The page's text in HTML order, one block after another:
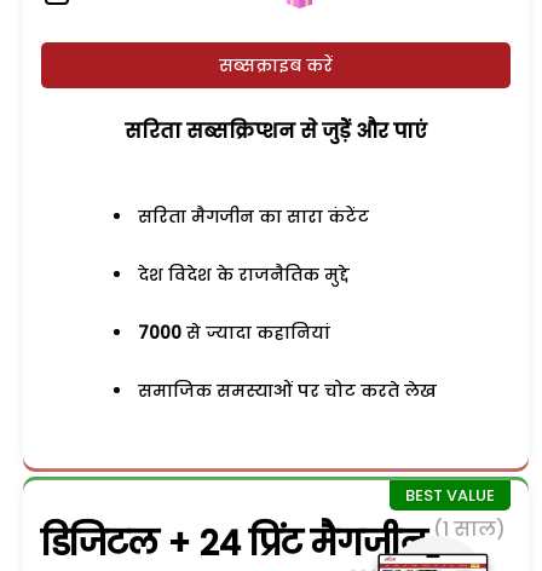
सब्सक्राइब करें
सरिता सब्सक्रिप्शन से जुड़ेें और पाएं
सरिता मैगजीन का सारा कंटेंट
देश विदेश के राजनैतिक मुद्दे
7000 से ज्यादा कहानियां
समाजिक समस्याओं पर चोट करते लेख
डिजिटल + 24 प्रिंट मैगजीन (1 साल)